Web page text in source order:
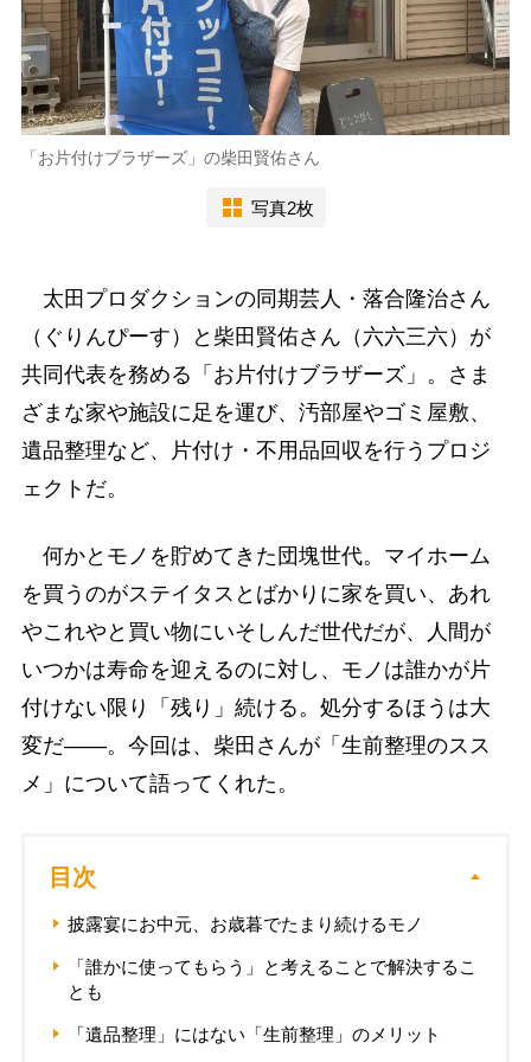
「お片付けブラザーズ」の柴田賢佑さん
写真2枚
太田プロダクションの同期芸人・落合隆治さん
（ぐりんぴーす）と柴田賢佑さん（六六三六）が
共同代表を務める「お片付けブラザーズ」。さま
ざまな家や施設に足を運び、汚部屋やゴミ屋敷、
遺品整理など、片付け・不用品回収を行うプロジ
ェクトだ。
何かとモノを貯めてきた団塊世代。マイホーム
を買うのがステイタスとばかりに家を買い、あれ
やこれやと買い物にいそしんだ世代だが、人間が
いつかは寿命を迎えるのに対し、モノは誰かが片
付けない限り「残り」続ける。処分するほうは大
変だ――。今回は、柴田さんが「生前整理のスス
メ」について語ってくれた。
目次
披露宴にお中元、お歳暮でたまり続けるモノ
「誰かに使ってもらう」と考えることで解決するこ
とも
「遺品整理」にはない「生前整理」のメリット